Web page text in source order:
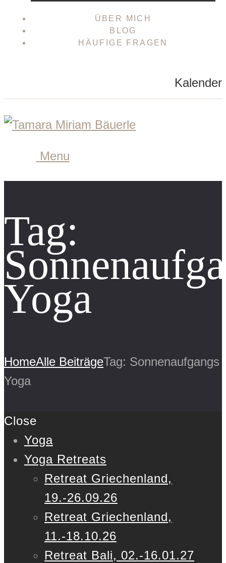
ÜBER MICH
BLOG
HÄUFIGE FRAGEN
Kalender
Menu
Tag:
Yoga
HomeAlle BeiträgeTag: Sonnenaufgangs
Yoga
Close
Yoga
Yoga Retreats
Retreat Griechenland,
19.-26.09.26
Retreat Griechenland,
11.-18.10.26
Retreat Bali, 02.-16.01.27